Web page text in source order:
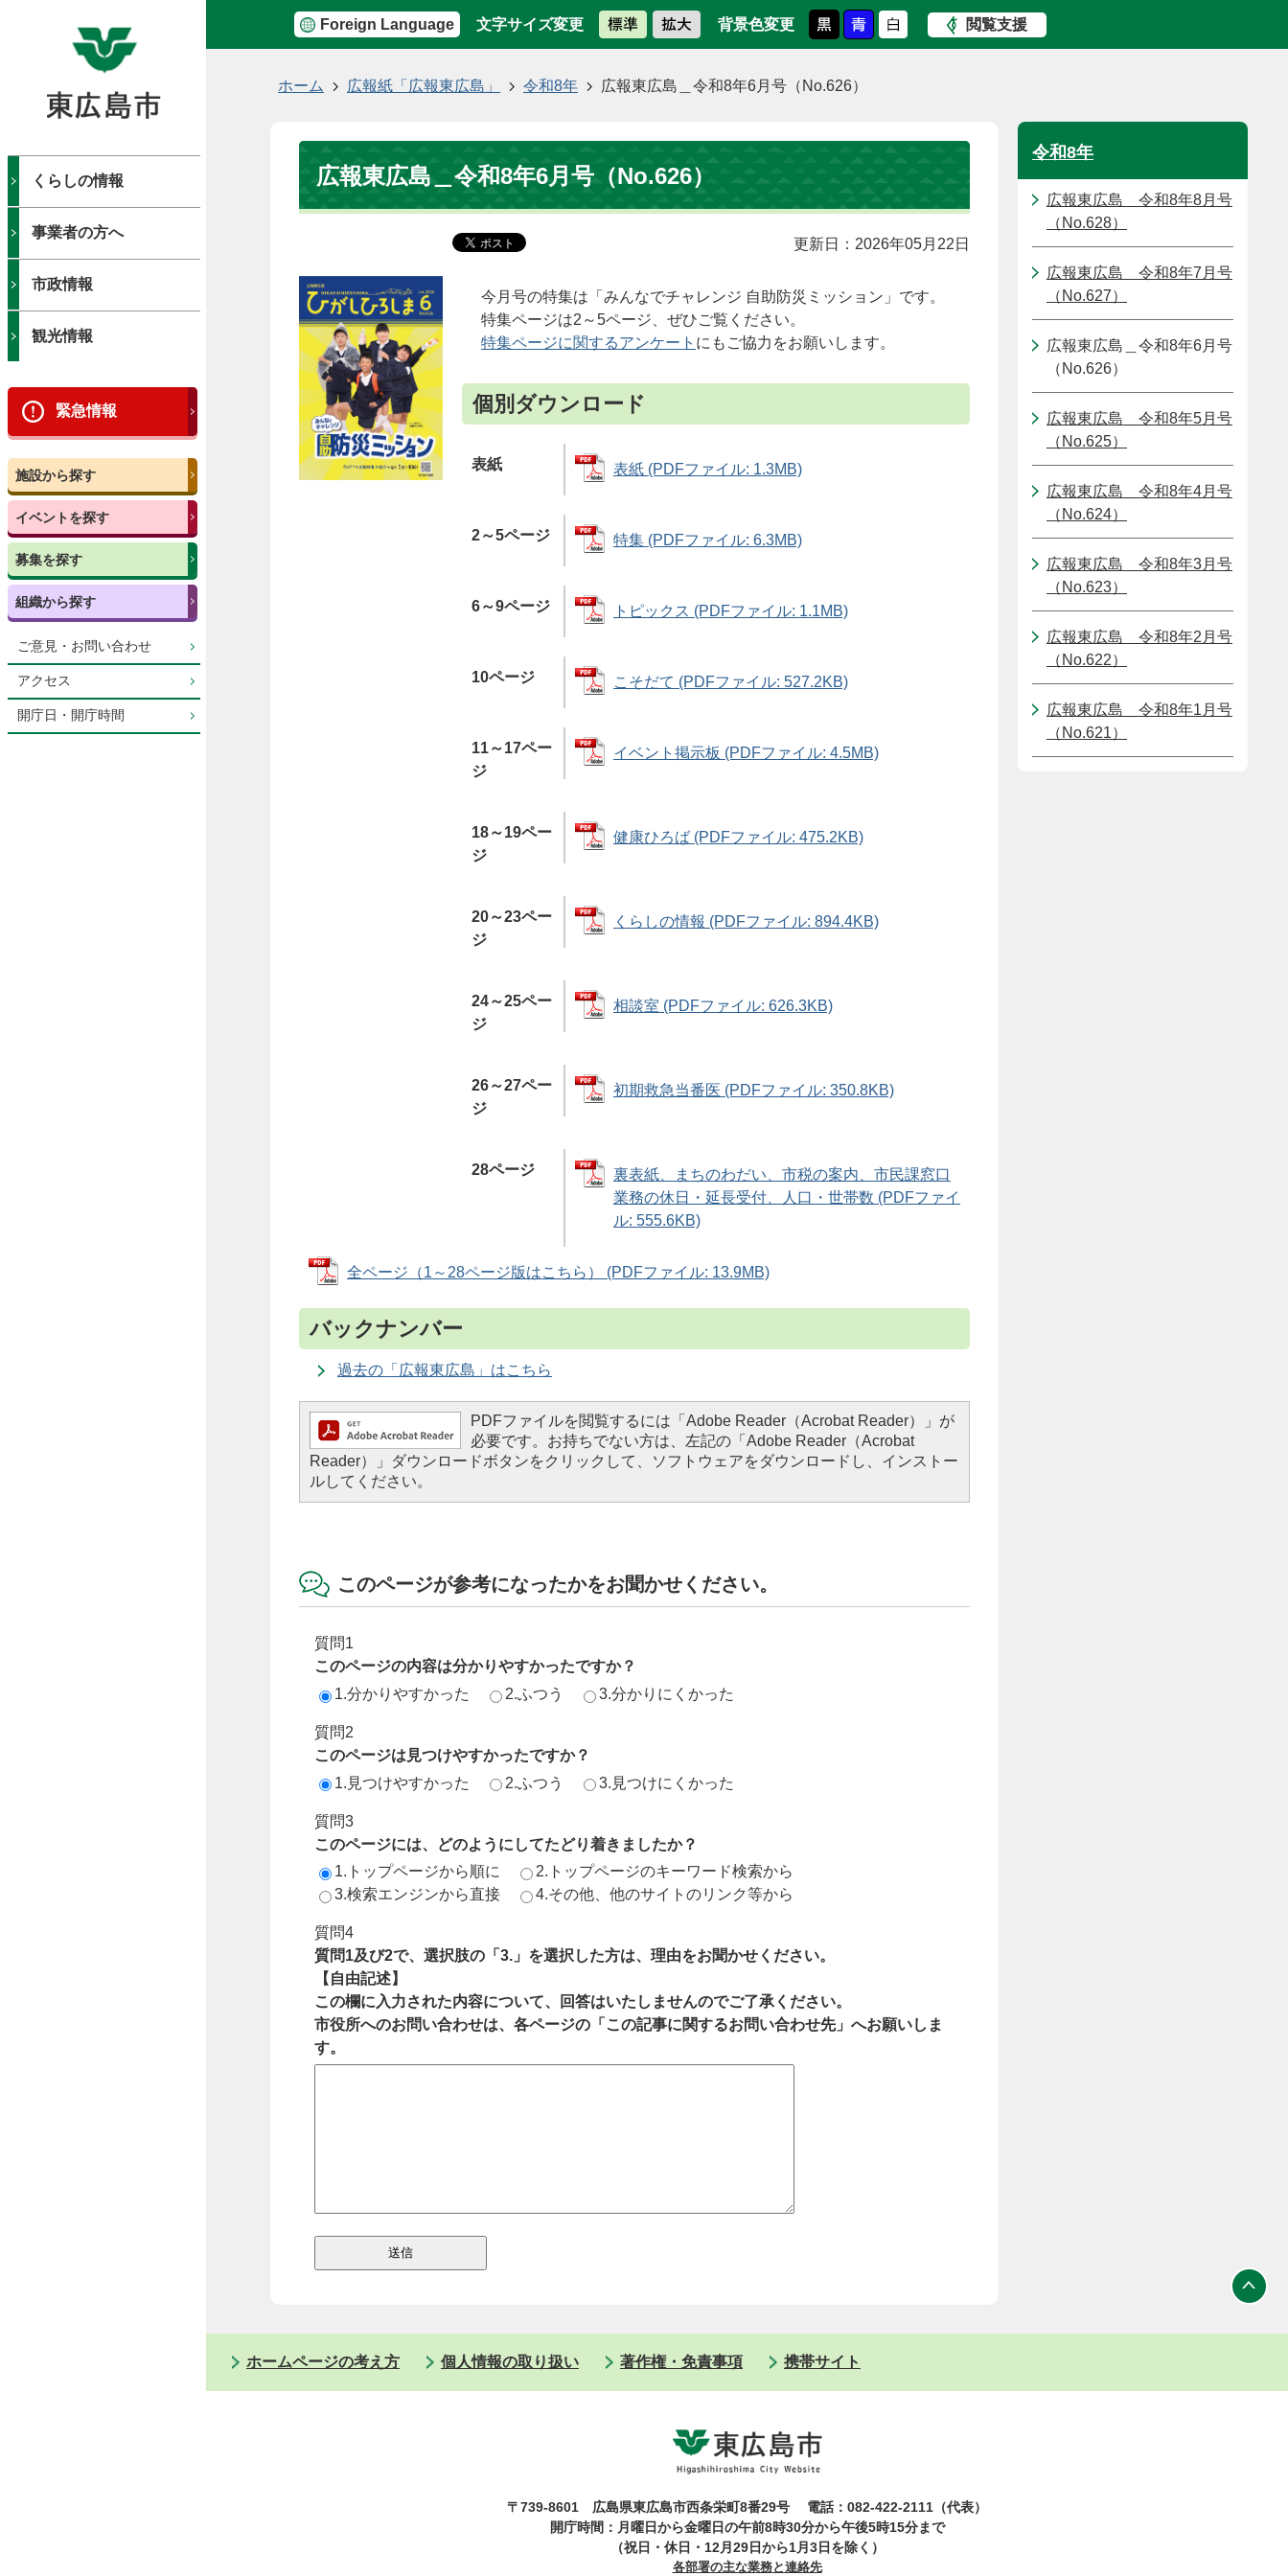
Foreign Language 文字サイズ変更 背景色変更 閲覧支援
くらしの情報
事業者の方へ
市政情報
観光情報
緊急情報
施設から探す
イベントを探す
募集を探す
組織から探す
ご意見・お問い合わせ
アクセス
開庁日・開庁時間
ホーム 広報紙「広報東広島」 令和8年 広報東広島＿令和8年6月号（No.626）
広報東広島＿令和8年6月号（No.626）
更新日：2026年05月22日
今月号の特集は「みんなでチャレンジ 自助防災ミッション」です。
特集ページは2～5ページ、ぜひご覧ください。
特集ページに関するアンケート にもご協力をお願いします。
個別ダウンロード
表紙 表紙 (PDFファイル: 1.3MB)
2～5ページ 特集 (PDFファイル: 6.3MB)
6～9ページ トピックス (PDFファイル: 1.1MB)
10ページ こそだて (PDFファイル: 527.2KB)
11～17ペー
ジ
イベント掲示板 (PDFファイル: 4.5MB)
18～19ペー
ジ
健康ひろば (PDFファイル: 475.2KB)
20～23ペー
ジ
くらしの情報 (PDFファイル: 894.4KB)
24～25ペー
ジ
相談室 (PDFファイル: 626.3KB)
26～27ペー
ジ
初期救急当番医 (PDFファイル: 350.8KB)
28ページ
裏表紙、まちのわだい、市税の案内、市民課窓口
業務の休日・延長受付、人口・世帯数 (PDFファイ
ル: 555.6KB)
全ページ（1～28ページ版はこちら） (PDFファイル: 13.9MB)
バックナンバー
過去の「広報東広島」はこちら
PDFファイルを閲覧するには「Adobe Reader（Acrobat Reader）」が
必要です。お持ちでない方は、左記の「Adobe Reader（Acrobat
Reader）」ダウンロードボタンをクリックして、ソフトウェアをダウンロードし、インストー
ルしてください。
このページが参考になったかをお聞かせください。
質問1
このページの内容は分かりやすかったですか？
1.分かりやすかった
2.ふつう 3.分かりにくかった
質問2
このページは見つけやすかったですか？
1.見つけやすかった
2.ふつう 3.見つけにくかった
質問3
このページには、どのようにしてたどり着きましたか？
1.トップページから順に
2.トップページのキーワード検索から
3.検索エンジンから直接
4.その他、他のサイトのリンク等から
質問4
質問1及び2で、選択肢の「3.」を選択した方は、理由をお聞かせください。
【自由記述】
この欄に入力された内容について、回答はいたしませんのでご了承ください。
市役所へのお問い合わせは、各ページの「この記事に関するお問い合わせ先」へお願いしま
す。
令和8年
広報東広島＿令和8年8月号
（No.628）
広報東広島＿令和8年7月号
（No.627）
広報東広島＿令和8年6月号
（No.626）
広報東広島＿令和8年5月号
（No.625）
広報東広島＿令和8年4月号
（No.624）
広報東広島＿令和8年3月号
（No.623）
広報東広島＿令和8年2月号
（No.622）
広報東広島＿令和8年1月号
（No.621）
ホームページの考え方 個人情報の取り扱い 著作権・免責事項 携帯サイト
〒739-8601 広島県東広島市西条栄町8番29号
電話：082-422-2111（代表）
開庁時間：月曜日から金曜日の午前8時30分から午後5時15分まで
（祝日・休日・12月29日から1月3日を除く）
各部署の主な業務と連絡先